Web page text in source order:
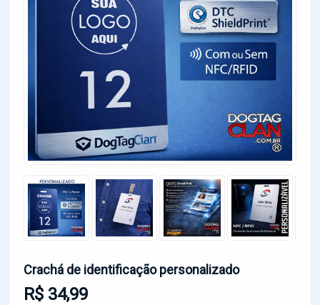
Crachá de identificação personalizado
R$ 34,99